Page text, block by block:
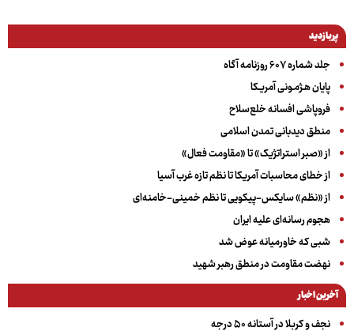
پربازدید
جلد شماره ۶۰۷ روزنامه آگاه
پایان هـژمـونی آمریـکا
فروپاشی افسانه خلع‌سلاح
منطق دیدبانی تمدن اسلامی
از «صبر استراتژیک» تا «مقاومت فعال»
از خطای محاسبات آمریکا تا نظم تازه غرب آسیا
از «نظم» سایکس-پیکویی تا نظم خمینی-خامنه‌ای
هجوم رسانه‌ای علیه ایران
شبی که خاورمیانه عوض شد
نهضت مقاومت در منطق رهبر شهید
آخرین اخبار
نجف و کربلا در آستانه ۵۰ درجه